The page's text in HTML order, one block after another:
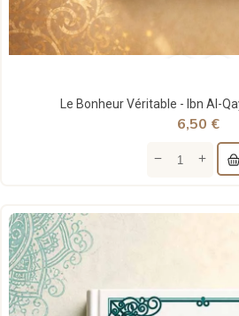
Le Bonheur Véritable - Ibn Al-
6,50 €